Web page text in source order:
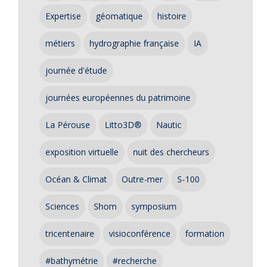
Expertise géomatique histoire
métiers hydrographie française IA
journée d'étude
journées européennes du patrimoine
La Pérouse Litto3D® Nautic
exposition virtuelle nuit des chercheurs
Océan & Climat Outre-mer S-100
Sciences Shom symposium
tricentenaire visioconférence formation
#bathymétrie #recherche